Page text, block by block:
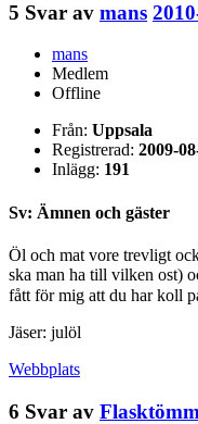
5 Svar av mans
mans
Medlem
Offline
Från: Uppsala
Registrerad: 2009-
Inlägg: 191
Sv: Ämnen och gäster
Öl och mat vore trevligt
ska man ha till vilken ost)
fått för mig att du har koll
Jäser: julöl
Webbplats
6 Svar av